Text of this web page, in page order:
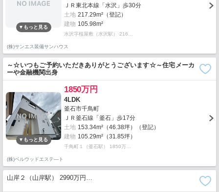
ＪＲ東北本線「水沢」歩30分
土地 217.29m²（登記）
建物 105.98m²
水沢字桜屋敷（水沢駅） 216…
(株)サンエス装備サンハウス
～☆いつもご予約いただきありがとうございます☆～住宅メーカ
ーや金融機関出身
1850万円
4LDK
釜石市千鳥町
ＪＲ釜石線「釜石」歩17分
土地 153.34m²（46.38坪）（登記）
建物 105.29m²（31.85坪）
千鳥町１（釜石駅） 1850万…
(株)ベルウッドエステ―ト
山岸２（山岸駅） 2990万円…